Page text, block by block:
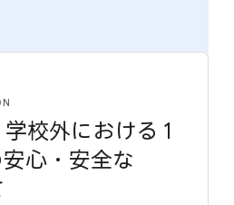
校外に​おける 1
心・安全な​